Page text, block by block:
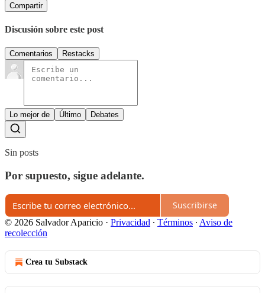
Compartir
Discusión sobre este post
Comentarios Restacks
Lo mejor de Último Debates
Sin posts
Por supuesto, sigue adelante.
Suscribirse
© 2026 Salvador Aparicio · Privacidad ∙ Términos ∙ Aviso de
recolección
Crea tu Substack